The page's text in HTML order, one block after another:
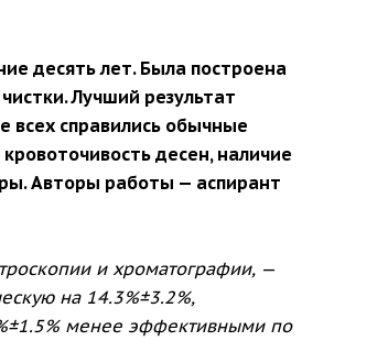
десять лет. Была построена
Лучший результат
всех справились обычные
десен, наличие
Авторы работы — аспирант
и хроматографии, —
на 14.3%±3.2%,
менее эффективными по